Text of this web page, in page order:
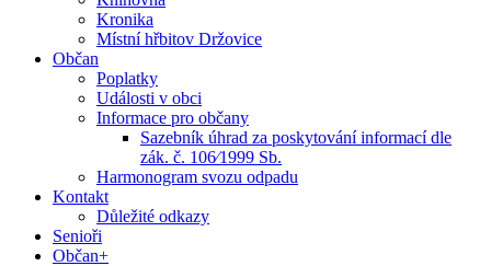
Kronika
Místní hřbitov Držovice
Občan
Poplatky
Události v obci
Informace pro občany
Sazebník úhrad za poskytování informací dle
zák. č. 106⁄1999 Sb.
Harmonogram svozu odpadu
Kontakt
Důležité odkazy
Senioři
Občan+